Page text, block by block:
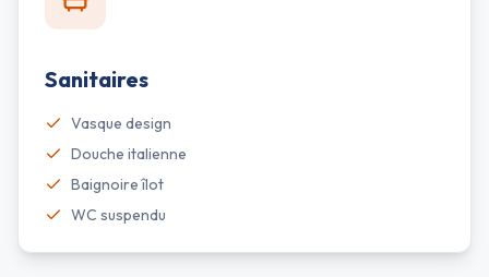
Sanitaires
Vasque design
Douche italienne
Baignoire îlot
WC suspendu